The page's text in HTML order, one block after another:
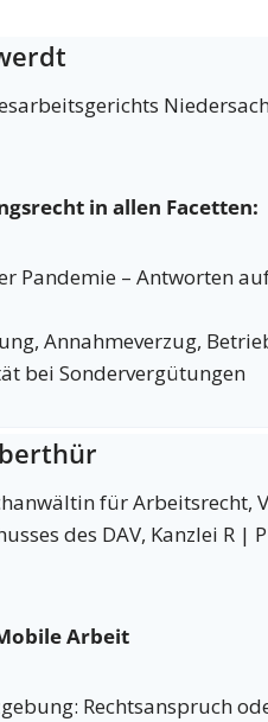
in allen Facetten:
Pandemie – Antworten
Annahmeverzug,
bei Sondervergütungen
für Arbeitsrecht,
des DAV, Kanzlei R |
Arbeit
Rechtsanspruch